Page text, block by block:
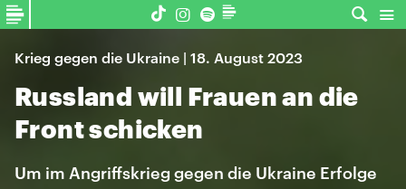
Krieg gegen die Ukraine | 18. August 2023
Russland will Frauen an die
Front schicken
Um im Angriffskrieg gegen die Ukraine Erfolge